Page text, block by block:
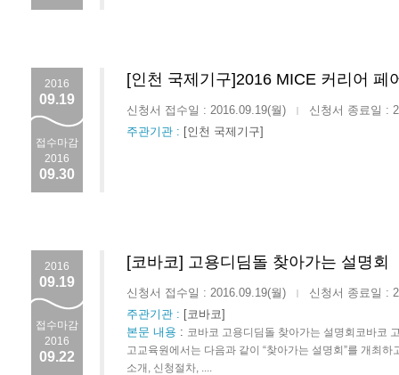
2016
09.19
접수마감
2016
09.30
[인천 국제기구]2016 MICE 커리어 페
신청서 접수일 : 2016.09.19(월) |
신청서 종료일 :
주관기관 : [인천 국제기구]
2016
09.19
접수마감
2016
09.22
[코바코] 고용디딤돌 찾아가는 설명회
신청서 접수일 : 2016.09.19(월) |
신청서 종료일 :
주관기관 : [코바코]
본문 내용 : 코바코 고용디딤돌 찾아가는 설명회코바코
고교육원에서는 다음과 같이 “찾아가는 설명회”를 개최
소개, 신청절차, ....